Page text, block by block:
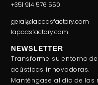
+351 914 576 550
geral@lapodsfactory.com
lapodsfactory.com
NEWSLETTER
Transforme su entorno
acústicas innovadoras.
Manténgase al día de